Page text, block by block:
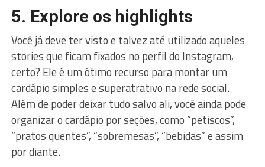
5. Explore os highlights
Você já deve ter visto e talvez até utilizado aqueles
stories que ficam fixados no perfil do Instagram,
certo? Ele é um ótimo recurso para montar um
cardápio simples e superatrativo na rede social.
Além de poder deixar tudo salvo ali, você ainda pode
organizar o cardápio por seções, como “petiscos”,
“pratos quentes”, “sobremesas”, “bebidas” e assim
por diante.